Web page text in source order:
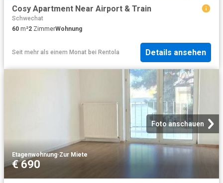
Cosy Apartment Near Airport & Train
Schwechat
60 m²2 ZimmerWohnung
Seit mehr als einem Monat bei Rentola Details ansehen
Foto anschauen
Etagenwohnung·Zur Miete
€ 690